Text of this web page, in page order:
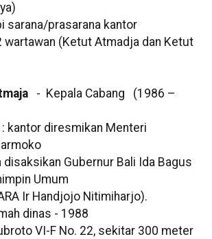
prasarana kantor
(Ketut Atmadja dan Ketut
- Kepala Cabang (1986 –
diresmikan Menteri
Gubernur Bali Ida Bagus
Umum
Ir Handjojo Nitimiharjo).
dinas - 1988
VI-F No. 22, sekitar 300 meter